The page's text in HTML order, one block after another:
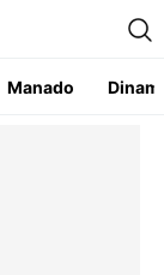
Manado